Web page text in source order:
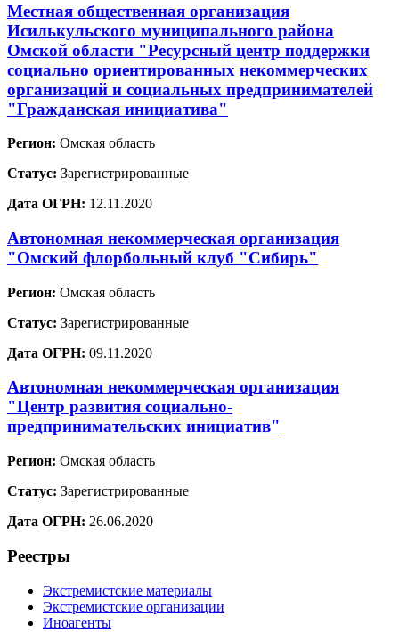
Местная общественная организация
Исилькульского муниципального района
Омской области "Ресурсный центр поддержки
социально ориентированных некоммерческих
организаций и социальных предпринимателей
"Гражданская инициатива"
Регион: Омская область
Статус: Зарегистрированные
Дата ОГРН: 12.11.2020
Автономная некоммерческая организация
"Омский флорбольный клуб "Сибирь"
Регион: Омская область
Статус: Зарегистрированные
Дата ОГРН: 09.11.2020
Автономная некоммерческая организация
"Центр развития социально-
предпринимательских инициатив"
Регион: Омская область
Статус: Зарегистрированные
Дата ОГРН: 26.06.2020
Реестры
Экстремистские материалы
Экстремистские организации
Иноагенты